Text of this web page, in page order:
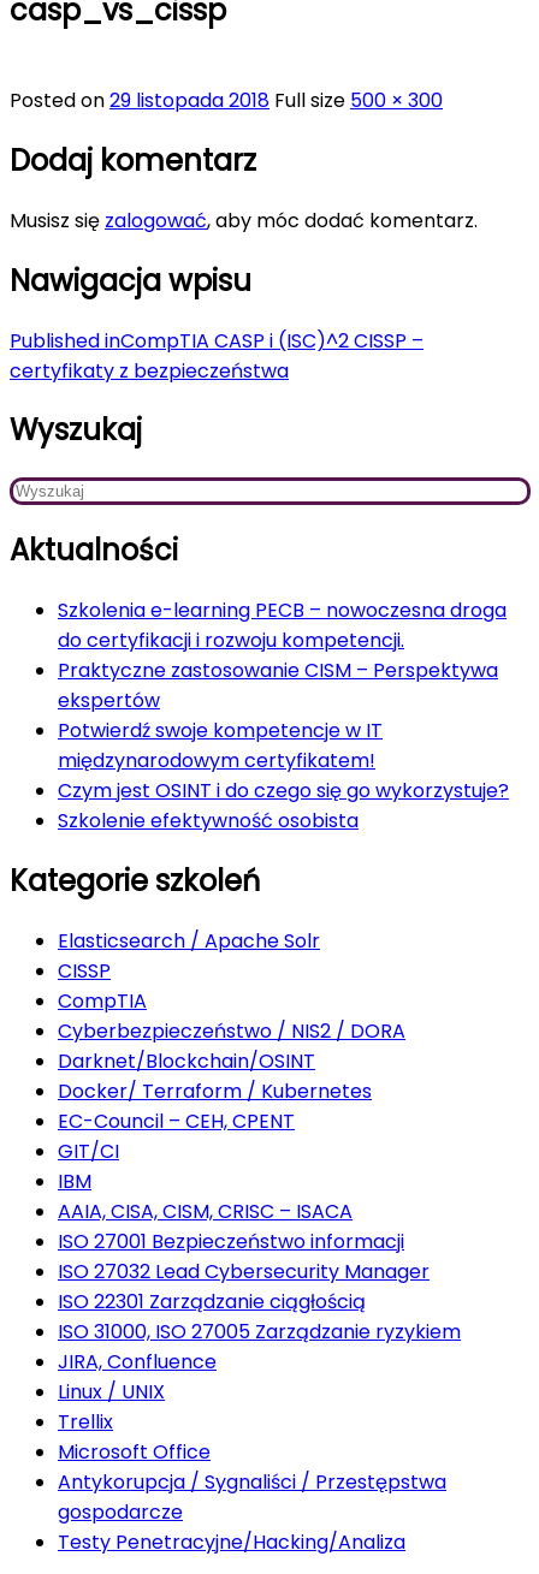
casp_vs_cissp
Posted on29 listopada 2018 Full size 500 × 300
Dodaj komentarz
Musisz się zalogować, aby móc dodać komentarz.
Nawigacja wpisu
Published inCompTIA CASP i (ISC)^2 CISSP –
certyfikaty z bezpieczeństwa
Wyszukaj
Aktualności
Szkolenia e-learning PECB – nowoczesna droga
do certyfikacji i rozwoju kompetencji.
Praktyczne zastosowanie CISM – Perspektywa
ekspertów
Potwierdź swoje kompetencje w IT
międzynarodowym certyfikatem!
Czym jest OSINT i do czego się go wykorzystuje?
Szkolenie efektywność osobista
Kategorie szkoleń
Elasticsearch / Apache Solr
CISSP
CompTIA
Cyberbezpieczeństwo / NIS2 / DORA
Darknet/Blockchain/OSINT
Docker/ Terraform / Kubernetes
EC-Council – CEH, CPENT
GIT/CI
IBM
AAIA, CISA, CISM, CRISC – ISACA
ISO 27001 Bezpieczeństwo informacji
ISO 27032 Lead Cybersecurity Manager
ISO 22301 Zarządzanie ciągłością
ISO 31000, ISO 27005 Zarządzanie ryzykiem
JIRA, Confluence
Linux / UNIX
Trellix
Microsoft Office
Antykorupcja / Sygnaliści / Przestępstwa
gospodarcze
Testy Penetracyjne/Hacking/Analiza